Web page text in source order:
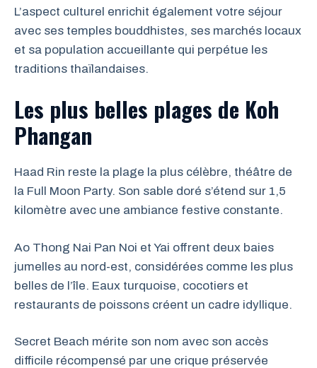
L’aspect culturel enrichit également votre séjour
avec ses temples bouddhistes, ses marchés locaux
et sa population accueillante qui perpétue les
traditions thaïlandaises.
Les plus belles plages de Koh
Phangan
Haad Rin reste la plage la plus célèbre, théâtre de
la Full Moon Party. Son sable doré s’étend sur 1,5
kilomètre avec une ambiance festive constante.
Ao Thong Nai Pan Noi et Yai offrent deux baies
jumelles au nord-est, considérées comme les plus
belles de l’île. Eaux turquoise, cocotiers et
restaurants de poissons créent un cadre idyllique.
Secret Beach mérite son nom avec son accès
difficile récompensé par une crique préservée